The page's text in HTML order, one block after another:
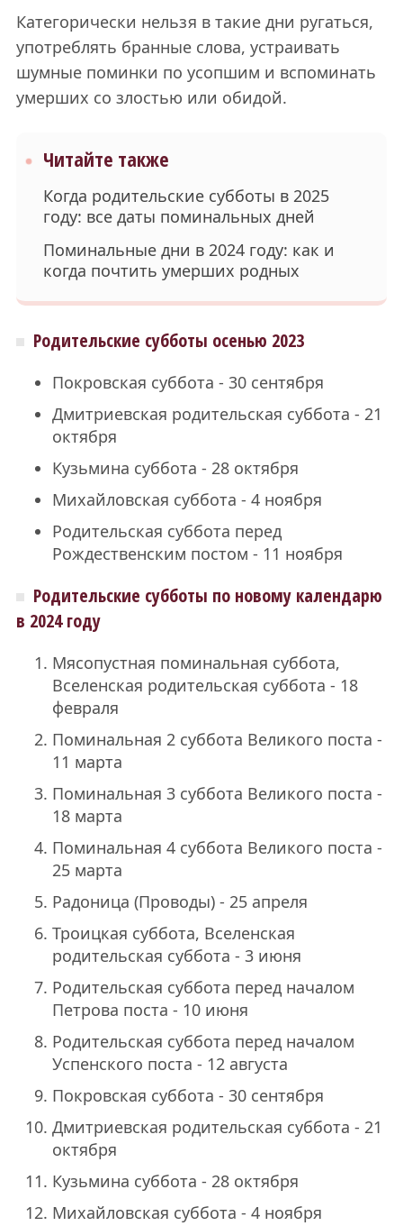
Категорически нельзя в такие дни ругаться,
употреблять бранные слова, устраивать
шумные поминки по усопшим и вспоминать
умерших со злостью или обидой.
Читайте также
Когда родительские субботы в 2025
году: все даты поминальных дней
Поминальные дни в 2024 году: как и
когда почтить умерших родных
Родительские субботы осенью 2023
Покровская суббота - 30 сентября
Дмитриевская родительская суббота - 21
октября
Кузьмина суббота - 28 октября
Михайловская суббота - 4 ноября
Родительская суббота перед
Рождественским постом - 11 ноября
Родительские субботы по новому календарю
в 2024 году
Мясопустная поминальная суббота,
Вселенская родительская суббота - 18
февраля
Поминальная 2 суббота Великого поста -
11 марта
Поминальная 3 суббота Великого поста -
18 марта
Поминальная 4 суббота Великого поста -
25 марта
Радоница (Проводы) - 25 апреля
Троицкая суббота, Вселенская
родительская суббота - 3 июня
Родительская суббота перед началом
Петрова поста - 10 июня
Родительская суббота перед началом
Успенского поста - 12 августа
Покровская суббота - 30 сентября
Дмитриевская родительская суббота - 21
октября
Кузьмина суббота - 28 октября
Михайловская суббота - 4 ноября